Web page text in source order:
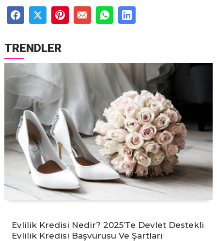
TRENDLER
Evlilik Kredisi Nedir? 2025’te Devlet Destekli
Evlilik Kredisi Başvurusu Ve Şartları